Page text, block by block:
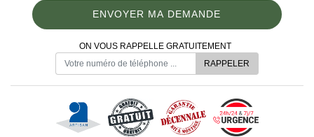
ON VOUS RAPPELLE GRATUITEMENT